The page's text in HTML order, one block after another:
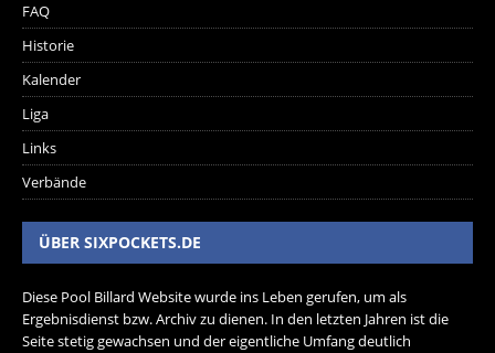
FAQ
Historie
Kalender
Liga
Links
Verbände
ÜBER SIXPOCKETS.DE
Diese Pool Billard Website wurde ins Leben gerufen, um als
Ergebnisdienst bzw. Archiv zu dienen. In den letzten Jahren ist die
Seite stetig gewachsen und der eigentliche Umfang deutlich